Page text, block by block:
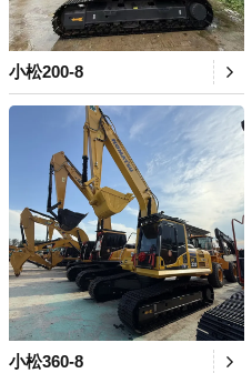
小松200-8
小松360-8